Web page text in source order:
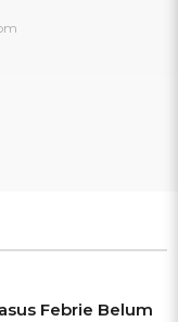
Febrie Belum